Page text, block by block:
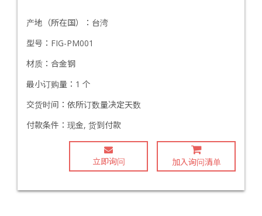
产地（所在国）： 台湾
型号： FIG-PM001
材质： 合金钢
最小订购量： 1 个
交货时间： 依所订数量决定天数
付款条件： 现金, 货到付款
立即询问 加入询问清单